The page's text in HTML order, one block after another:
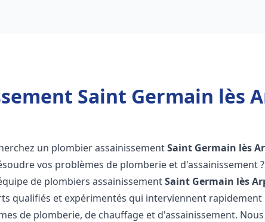
Saint Germain lès
un plombier assainissementSaint Germain lès
vos problèmes de plomberie et d'assainissement
de plombiers assainissementSaint Germain lès
qualifiés et expérimentés qui interviennent
de plomberie, de chauffage et d'assainissement.